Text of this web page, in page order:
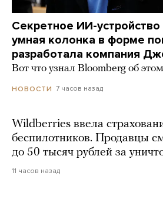
Секретное ИИ-
умная колонка в форме
разработала компания
Вот что узнал Bloomberg об
НОВОСТИ 7 часов назад
Wildberries ввела
беспилотников. Продавцы
до 50 тысяч рублей за
11 часов назад